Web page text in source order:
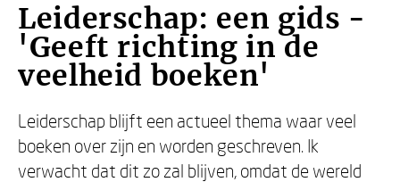
Leiderschap: een gids -
'Geeft richting in de
veelheid boeken'
Leiderschap blijft een actueel thema waar veel
boeken over zijn en worden geschreven. Ik
verwacht dat dit zo zal blijven, omdat de wereld